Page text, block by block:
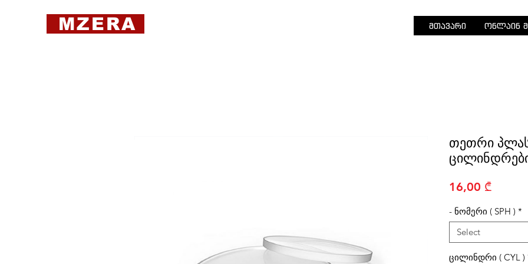
MZERA მთავარი ონლაინ
თეთრი
16,00 ₾Price
- ნომერი ( SPH ) *
Select
ცილინდრი ( CYL )